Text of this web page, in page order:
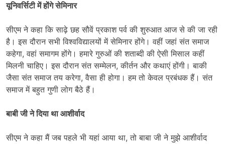
यूनिवर्सिटी में होंगे सेमिनार
सीएम ने कहा कि साढ़े छह सौवें प्रकाश पर्व की शुरुआत आज से की जा रही
है। इस दौरान सभी विश्वविद्यालयों में सेमिनार होंगे। वहीं जहां संत समाज
कहेगा, वहां समागम होंगे। हमारे गुरुओं की शताब्दी की ऐसी मिसाल कहीं
मिलनी चाहिए। इस दौरान संत सम्मेलन, कीर्तन और कथाएं होंगी। बाकी
जैसा संत समाज तय करेगा, वैसा ही होगा। हम तो केवल प्रबंधक हैं। संत
समाज में बहुत गुणी लोग बैठे हैं।
बाबी जी ने दिया था आशीर्वाद
सीएम ने कहा मैं जब पहले भी यहां आया था, तो बाबा जी ने मुझे आशीर्वाद